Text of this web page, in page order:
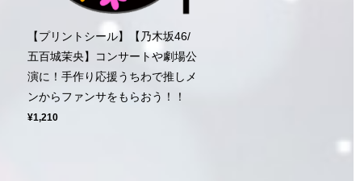
【プリントシール】【乃木坂46/
五百城茉央】コンサートや劇場公
演に！手作り応援うちわで推しメ
ンからファンサをもらおう！！
¥1,210